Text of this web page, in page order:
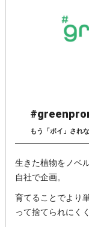
もう「ポイ」され
生きた植物をノベ
自社で企画。
育てることでより
って捨てられにくく